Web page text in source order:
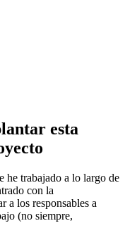
esta
he trabajado a lo largo de
con la
a los responsables a
(no siempre,